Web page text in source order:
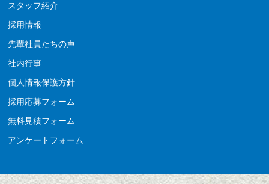
スタッフ紹介
採用情報
先輩社員たちの声
社内行事
個人情報保護方針
採用応募フォーム
無料見積フォーム
アンケートフォーム